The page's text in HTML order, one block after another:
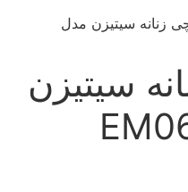
زنانه سیتیزن مدل
سیتیزن